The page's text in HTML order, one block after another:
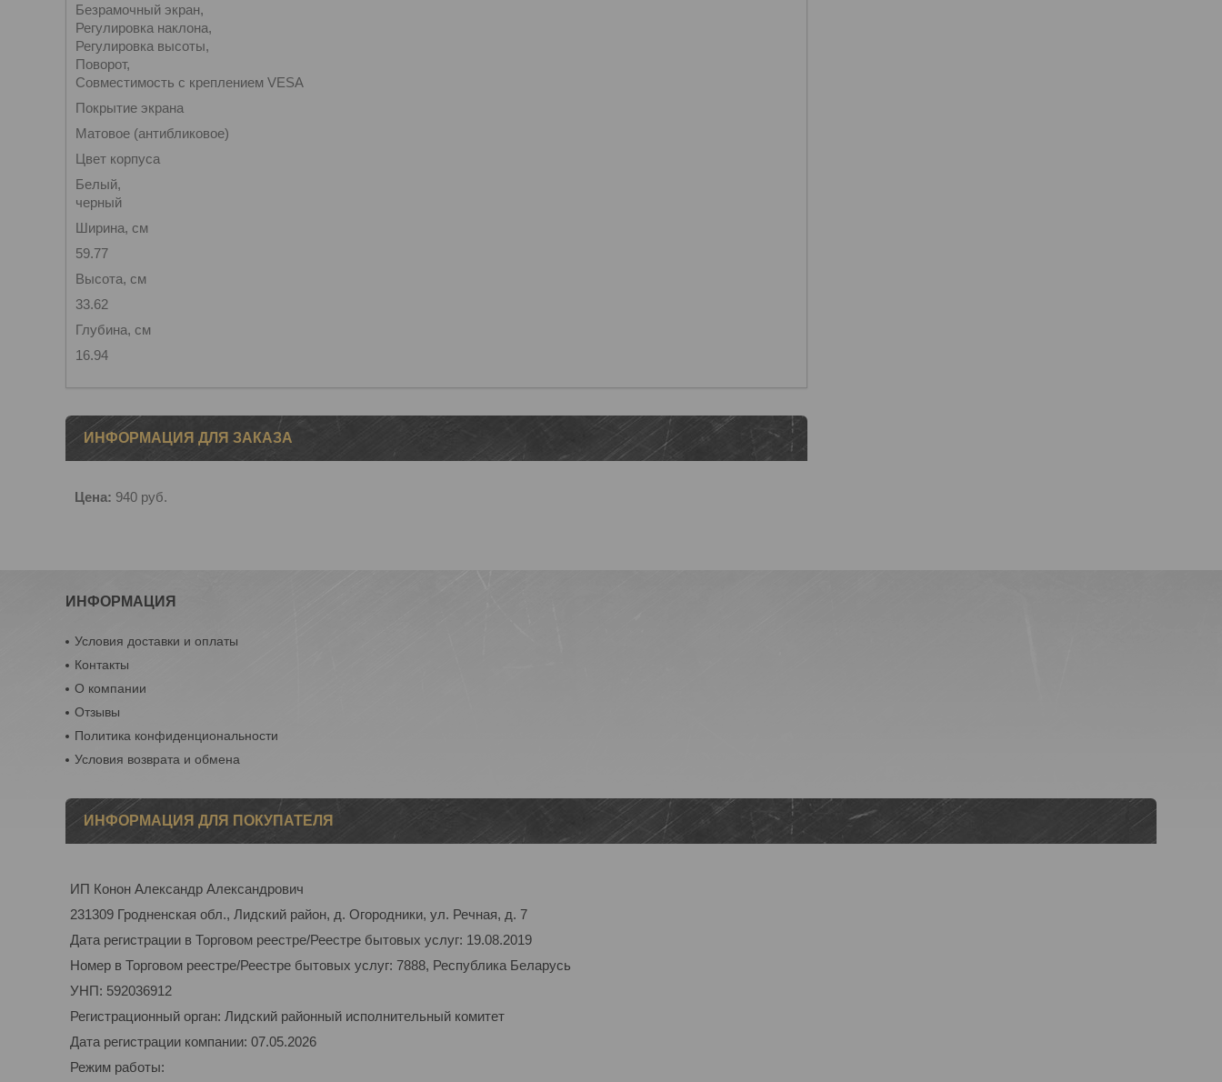
Безрамочный экран,
Регулировка наклона,
Регулировка высоты,
Поворот,
Совместимость с креплением VESA
Покрытие экрана
Матовое (антибликовое)
Цвет корпуса
Белый,
черный
Ширина, см
59.77
Высота, см
33.62
Глубина, см
16.94
ИНФОРМАЦИЯ ДЛЯ ЗАКАЗА
Цена: 940 руб.
ИНФОРМАЦИЯ
Условия доставки и оплаты
Контакты
О компании
Отзывы
Политика конфиденциональности
Условия возврата и обмена
ИНФОРМАЦИЯ ДЛЯ ПОКУПАТЕЛЯ
ИП Конон Александр Александрович
231309 Гродненская обл., Лидский район, д. Огородники, ул. Речная, д. 7
Дата регистрации в Торговом реестре/Реестре бытовых услуг: 19.08.2019
Номер в Торговом реестре/Реестре бытовых услуг: 7888, Республика Беларусь
УНП: 592036912
Регистрационный орган: Лидский районный исполнительный комитет
Дата регистрации компании: 07.05.2026
Режим работы: